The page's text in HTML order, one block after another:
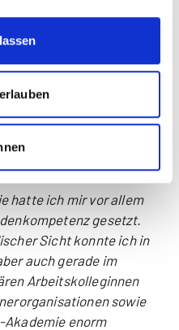
Der Aufstart des
all seinen komplexen
vorhandenen
ein Raumbild.
– es bleibt im
hatte ich mir vor allem
gesetzt.
Sicht konnte ich in
auch gerade im
Arbeitskolleginnen
sowie
Akademie enorm